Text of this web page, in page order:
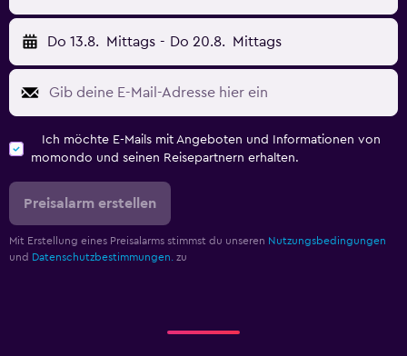
Do 13.8. Mittags - Do 20.8. Mittags
Ich möchte E-Mails mit Angeboten und Informationen von
momondo und seinen Reisepartnern erhalten.
Preisalarm erstellen
Mit Erstellung eines Preisalarms stimmst du unseren Nutzungsbedingungen
und Datenschutzbestimmungen. zu